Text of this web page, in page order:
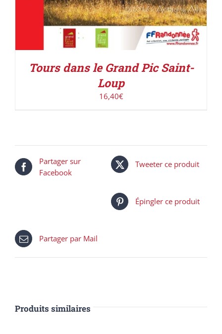
Tours dans le Grand Pic Saint-
Loup
16,40€
Partager sur
Facebook
Tweeter ce produit
Épingler ce produit
Partager par Mail
Produits similaires